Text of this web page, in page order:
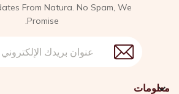
From Natura. No Spam, We
Promise.
معلومات
